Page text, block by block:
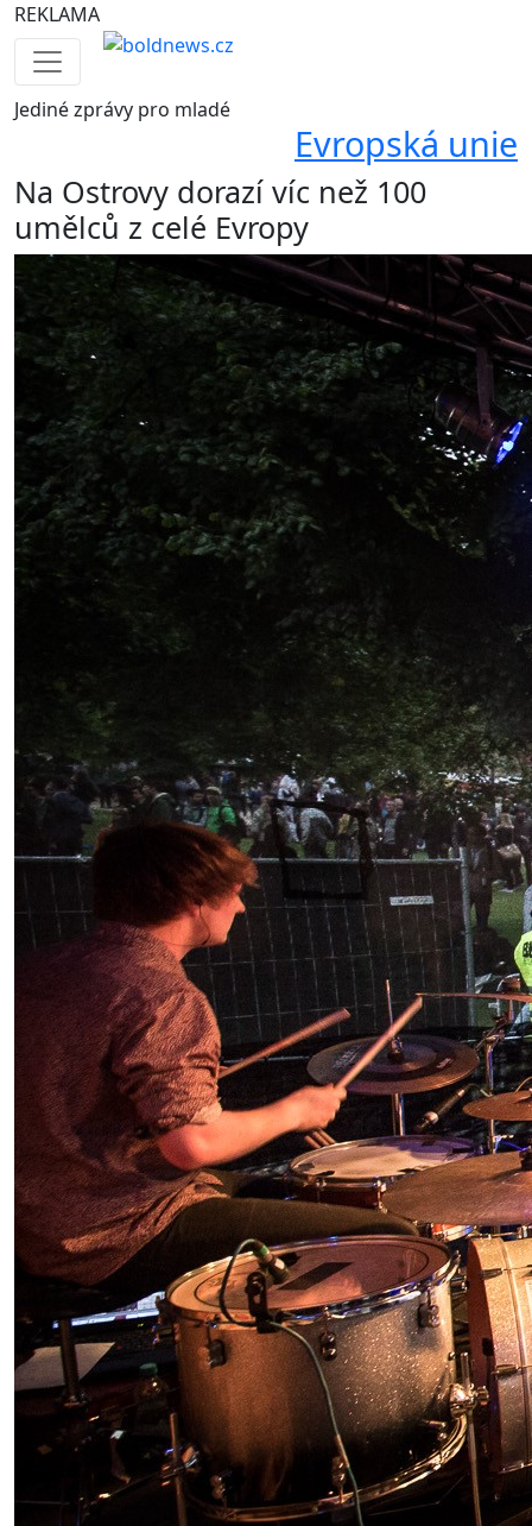
REKLAMA
Jedinézprávy pro mladé
Evropská unie
Na Ostrovy dorazí víc než 100
umělců z celé Evropy